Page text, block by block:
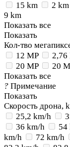
15 km
2 km
9 km
Показать все
Показать
Кол-тво
12 MP
2,76
20 MP
20
Показать все
? Примечание
Показать
Скорость дрона,
25,2 km/h
36 km/h
54
km/h
72 km/h